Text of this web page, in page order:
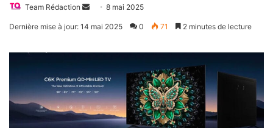
Team Rédaction
Envoyer8 mai 2025
Dernière mise à jour: 14 mai 2025 0 71 2 minutes de lecture